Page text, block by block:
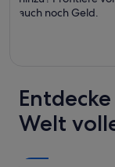
auch noch Geld.
Welt